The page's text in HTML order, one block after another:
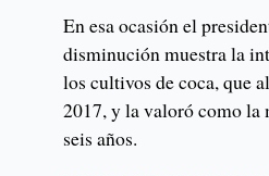
En esa ocasión el
disminución muestra la
los cultivos de coca, que
2017, y la valoró como
seis años.